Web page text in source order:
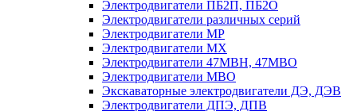
Электродвигатели ПБ2П, ПБ2О
Электродвигатели различных серий
Электродвигатели МР
Электродвигатели MX
Электродвигатели 47MBH, 47МВО
Электродвигатели MBO
Экскаваторные электродвигатели ДЭ, ДЭВ
Электродвигатели ДПЭ, ДПВ